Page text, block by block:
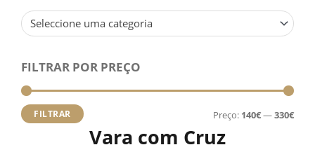
Seleccione uma categoria
FILTRAR POR PREÇO
FILTRAR Preço: 140€—330€
Vara com Cruz